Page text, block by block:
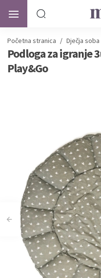
Početna stranica / Dječja soba
Podloga za igranje
Play&Go